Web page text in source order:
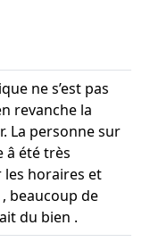
ne s’est pas
revanche la
La personne sur
â été très
horaires et
beaucoup de
du bien .